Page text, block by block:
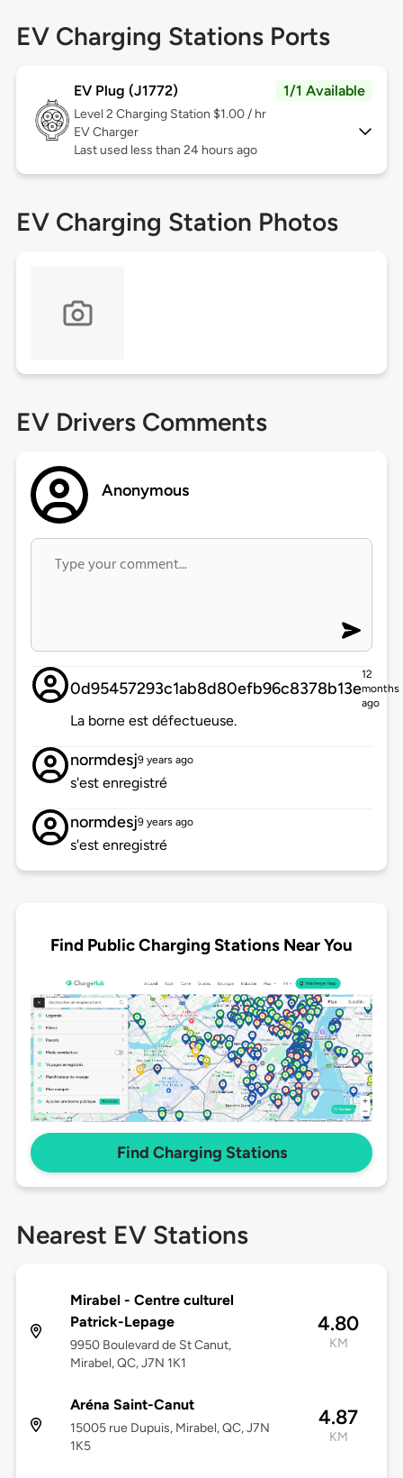
EV Charging Stations Ports
EV Plug (J1772) 1/1 Available
Level 2 Charging Station $1.00 / hr
EV Charger
Last used less than 24 hours ago
EV Charging Station Photos
EV Drivers Comments
Anonymous
0d95457293c1ab8d80efb96c8378b13e
12
months
ago
La borne est défectueuse.
normdesj9 years ago
s'est enregistré
normdesj9 years ago
s'est enregistré
Find Public Charging Stations Near You
Find Charging Stations
Nearest EV Stations
Mirabel - Centre culturel
Patrick-Lepage
9950 Boulevard de St Canut,
Mirabel, QC, J7N 1K1
4.80
KM
Aréna Saint-Canut
15005 rue Dupuis, Mirabel, QC, J7N
1K5
4.87
KM